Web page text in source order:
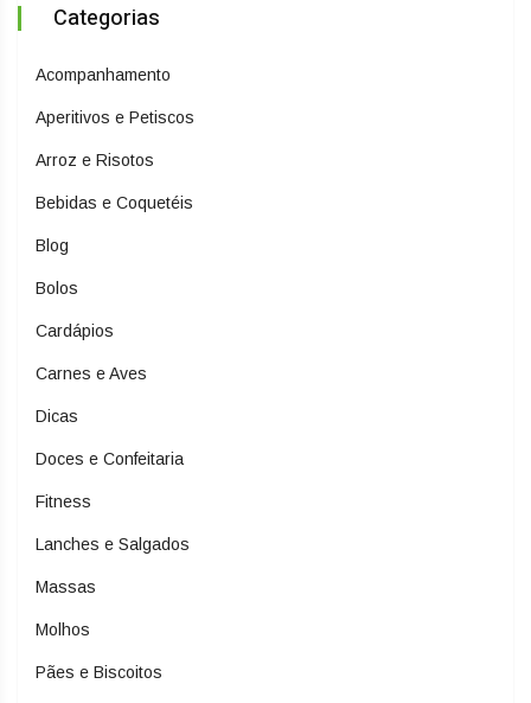
Categorias
Acompanhamento
Aperitivos e Petiscos
Arroz e Risotos
Bebidas e Coquetéis
Blog
Bolos
Cardápios
Carnes e Aves
Dicas
Doces e Confeitaria
Fitness
Lanches e Salgados
Massas
Molhos
Pães e Biscoitos